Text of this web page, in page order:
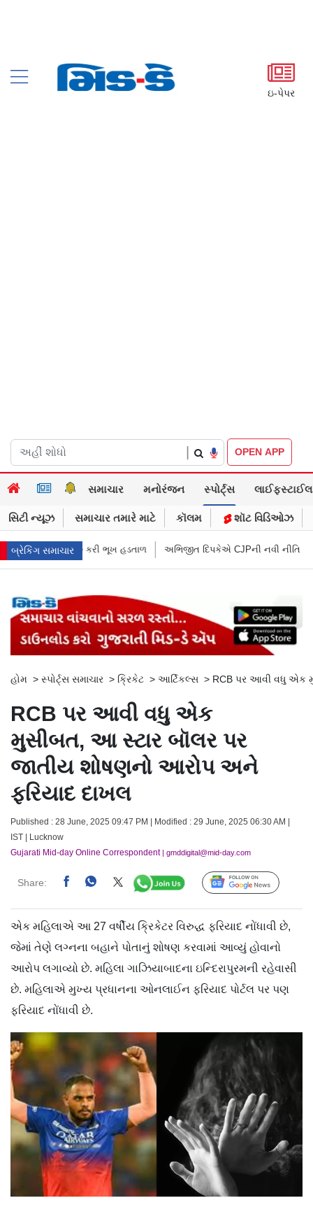
ઇ-પેપર
OPEN APP
સમાચાર મનોરંજન સ્પોર્ટ્સ લાઈફસ્ટાઈલ
સિટી ન્યૂઝ સમાચાર તમારે માટે કૉલમ શૉટ વિડિઓઝ
બ્રેકિંગ સમાચાર
અભિજીત દિપકેએ CJPની નવી નીતિ જાહેર કરી, સપ્ટેમ્બરથી દેશભારમાં થશે
હોમ > સ્પોર્ટ્સ સમાચાર > ક્રિકેટ > આર્ટિકલ્સ > RCB પર આવી વધુ એક
RCB પર આવી વધુ એક
મુસીબત, આ સ્ટાર બૉલર પર
જાતીય શોષણનો આરોપ અને
ફરિયાદ દાખલ
Published : 28 June, 2025 09:47 PM | Modified : 29 June, 2025 06:30 AM |
IST | Lucknow
Gujarati Mid-day Online Correspondent| gmddigital@mid-day.com
Share: Follow Us
એક મહિલાએ આ 27 વર્ષીય ક્રિકેટર વિરુદ્ધ ફરિયાદ નોંધાવી છે,
જેમાં તેણે લગ્નના બહાને પોતાનું શોષણ કરવામાં આવ્યું હોવાનો
આરોપ લગાવ્યો છે. મહિલા ગાઝિયાબાદના ઇન્દિરાપુરમની રહેવાસી
છે. મહિલાએ મુખ્ય પ્રધાનના ઓનલાઈન ફરિયાદ પોર્ટલ પર પણ
ફરિયાદ નોંધાવી છે.